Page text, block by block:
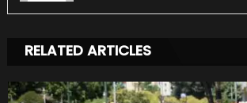
RELATED ARTICLES